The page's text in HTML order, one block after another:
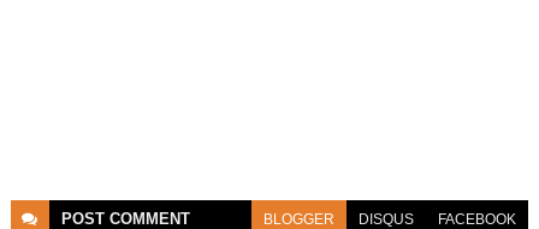
POST COMMENT BLOGGER DISQUS FACEBOOK